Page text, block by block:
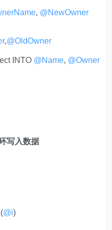
, @NewOwner
,@OldOwner
INTO @Name, @Owner
写入数据
@i)